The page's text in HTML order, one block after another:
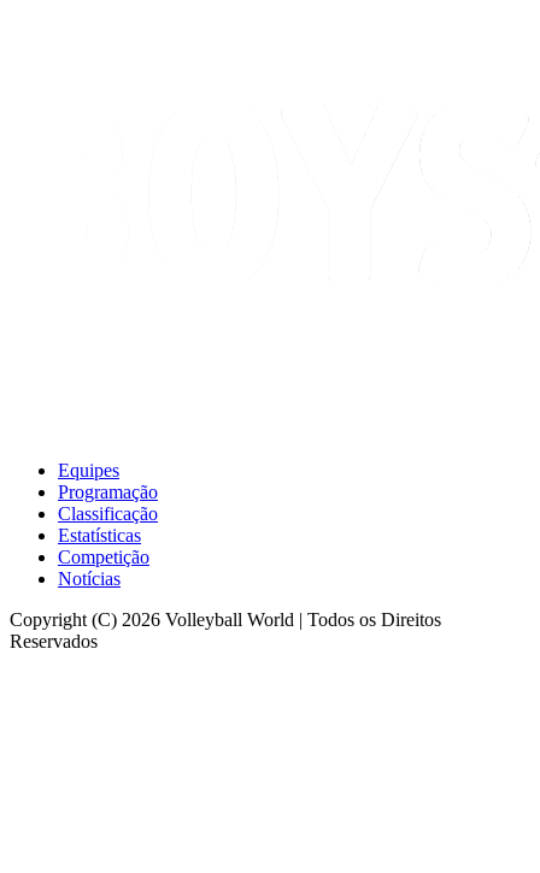
Equipes
Programação
Classificação
Estatísticas
Competição
Notícias
Copyright (C) 2026 Volleyball World | Todos os Direitos
Reservados